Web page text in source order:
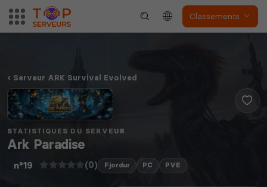
Classements
Serveur ARK Survival Evolved
STATISTIQUES DU SERVEUR
Ark Paradise
n°19 (0) Fjordur PC PVE